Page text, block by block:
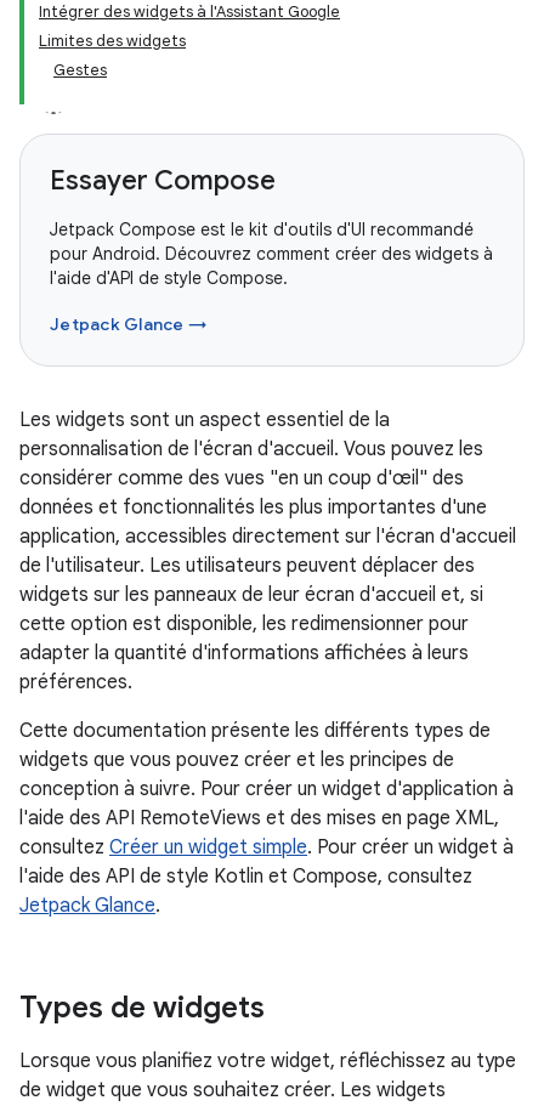
Intégrer des widgets à l'Assistant Google
Limites des widgets
Gestes
Essayer Compose
Jetpack Compose est le kit d'outils d'UI recommandé
pour Android. Découvrez comment créer des widgets à
l'aide d'API de style Compose.
Jetpack Glance →
Les widgets sont un aspect essentiel de la
personnalisation de l'écran d'accueil. Vous pouvez les
considérer comme des vues "en un coup d'œil" des
données et fonctionnalités les plus importantes d'une
application, accessibles directement sur l'écran d'accueil
de l'utilisateur. Les utilisateurs peuvent déplacer des
widgets sur les panneaux de leur écran d'accueil et, si
cette option est disponible, les redimensionner pour
adapter la quantité d'informations affichées à leurs
préférences.
Cette documentation présente les différents types de
widgets que vous pouvez créer et les principes de
conception à suivre. Pour créer un widget d'application à
l'aide des API RemoteViews et des mises en page XML,
consultez Créer un widget simple. Pour créer un widget à
l'aide des API de style Kotlin et Compose, consultez
Jetpack Glance.
Types de widgets
Lorsque vous planifiez votre widget, réfléchissez au type
de widget que vous souhaitez créer. Les widgets